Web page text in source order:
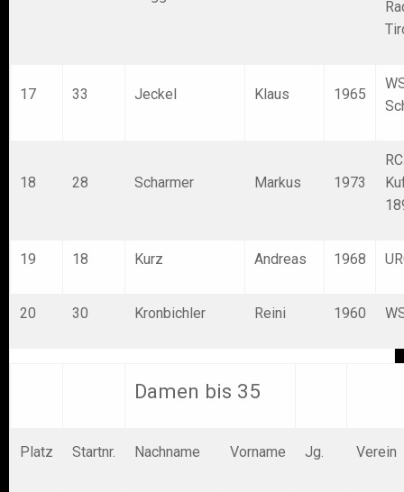
17 33 Jeckel Klaus 1965
18 28 Scharmer Markus 1973
RC
19 18 Kurz Andreas 1968
20 30 Kronbichler Reini 1960
Damen bis 35
Platz Startnr. Nachname Vorname Jg. Verein